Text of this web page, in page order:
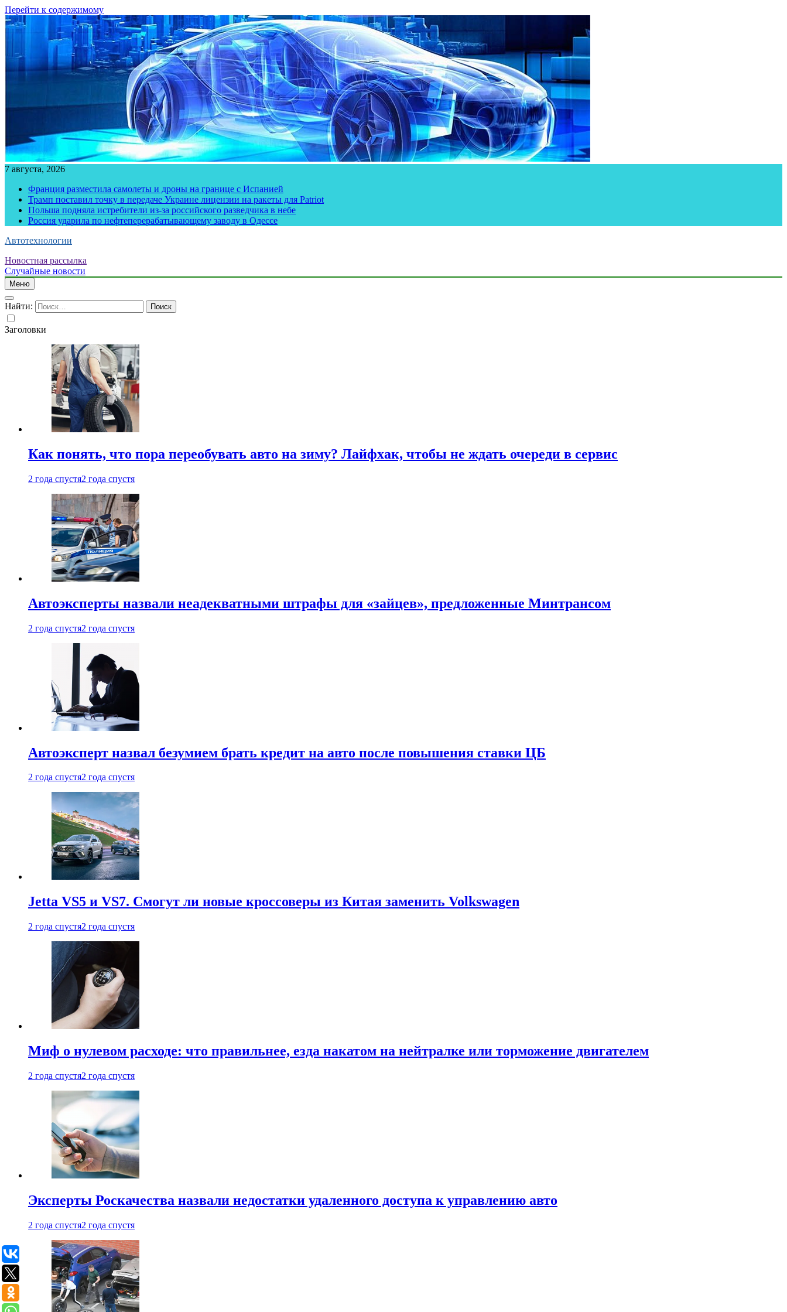
Перейти к содержимому
7 августа, 2026
Франция разместила самолеты и дроны на границе с Испанией
Трамп поставил точку в передаче Украине лицензии на ракеты для Patriot
Польша подняла истребители из-за российского разведчика в небе
Россия ударила по нефтеперерабатывающему заводу в Одессе
Автотехнологии
Новостная рассылка
Случайные новости
Меню
Найти:
Заголовки
Как понять, что пора переобувать авто на зиму? Лайфхак, чтобы не ждать очереди в сервис
2 года спустя2 года спустя
Автоэксперты назвали неадекватными штрафы для «зайцев», предложенные Минтрансом
2 года спустя2 года спустя
Автоэксперт назвал безумием брать кредит на авто после повышения ставки ЦБ
2 года спустя2 года спустя
Jetta VS5 и VS7. Смогут ли новые кроссоверы из Китая заменить Volkswagen
2 года спустя2 года спустя
Миф о нулевом расходе: что правильнее, езда накатом на нейтралке или торможение двигателем
2 года спустя2 года спустя
Эксперты Роскачества назвали недостатки удаленного доступа к управлению авто
2 года спустя2 года спустя